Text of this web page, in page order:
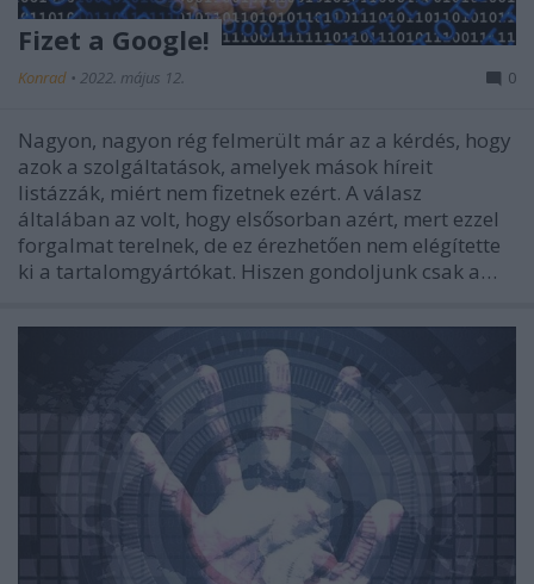
Fizet a Google!
Konrad • 2022. május 12. 0
Nagyon, nagyon rég felmerült már az a kérdés, hogy
azok a szolgáltatások, amelyek mások híreit
listázzák, miért nem fizetnek ezért. A válasz
általában az volt, hogy elsősorban azért, mert ezzel
forgalmat terelnek, de ez érezhetően nem elégítette
ki a tartalomgyártókat. Hiszen gondoljunk csak a…